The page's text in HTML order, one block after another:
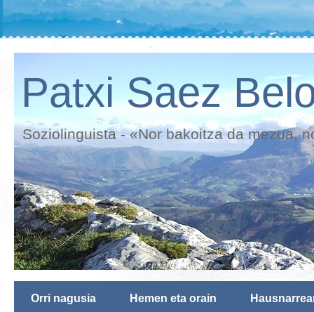
Patxi Saez
Soziolinguista - «Nor bakoitza da mezua,
Orri nagusia Hemen eta orain